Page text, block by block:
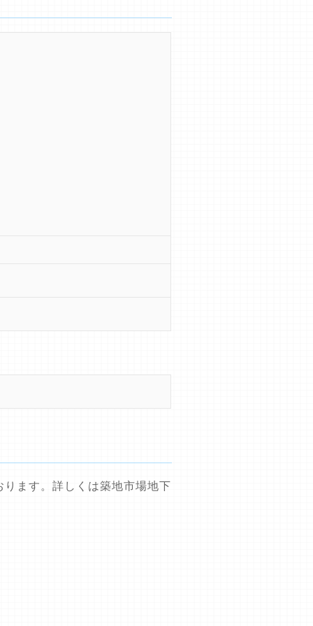
ます。詳しくは築地市場地下